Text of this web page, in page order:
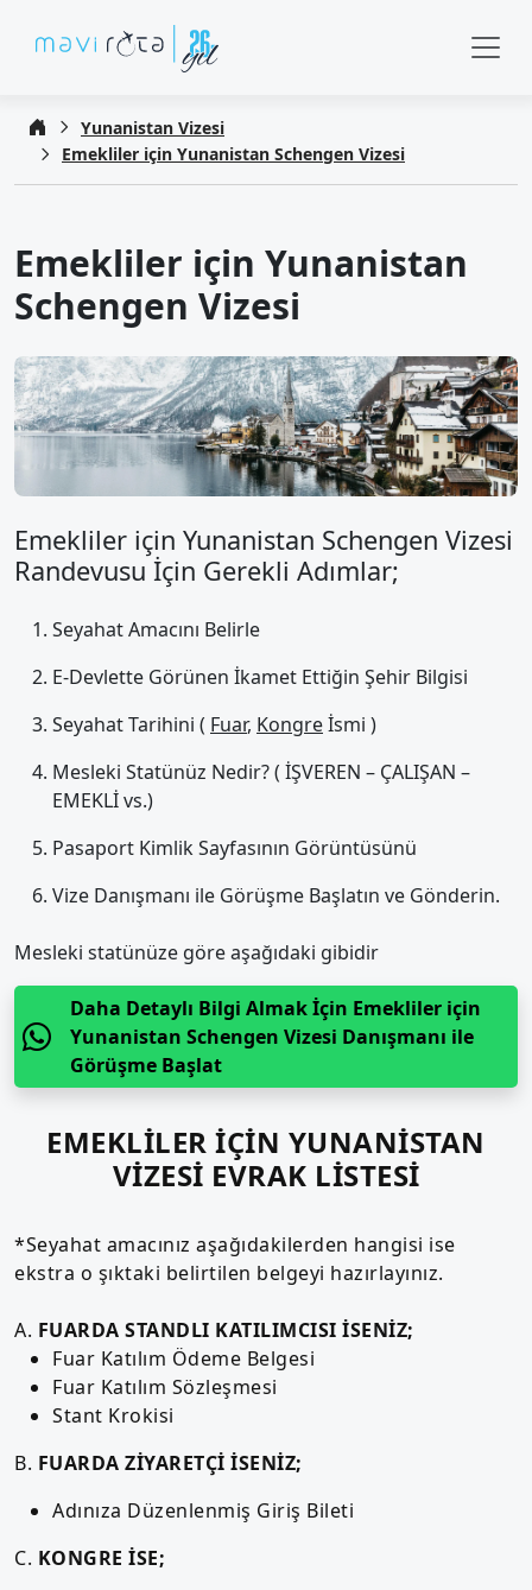
Yunanistan Vizesi
Emekliler için Yunanistan Schengen Vizesi
Emekliler için Yunanistan
Schengen Vizesi
Emekliler için Yunanistan Schengen Vizesi
Randevusu İçin Gerekli Adımlar;
Seyahat Amacını Belirle
E-Devlette Görünen İkamet Ettiğin Şehir Bilgisi
Seyahat Tarihini ( Fuar, Kongreİsmi )
Mesleki Statünüz Nedir? ( İŞVEREN – ÇALIŞAN –
EMEKLİ vs.)
Pasaport Kimlik Sayfasının Görüntüsünü
Vize Danışmanı ile Görüşme Başlatın ve Gönderin.
Mesleki statünüze göre aşağıdaki gibidir
Daha Detaylı Bilgi Almak İçin Emekliler için
Yunanistan Schengen Vizesi Danışmanı ile
Görüşme Başlat
EMEKLİLER İÇİN YUNANİSTAN
VİZESİ EVRAK LİSTESİ
*Seyahat amacınız aşağıdakilerden hangisi ise
ekstra o şıktaki belirtilen belgeyi hazırlayınız.
A. FUARDA STANDLI KATILIMCISI İSENİZ;
Fuar Katılım Ödeme Belgesi
Fuar Katılım Sözleşmesi
Stant Krokisi
B. FUARDA ZİYARETÇİ İSENİZ;
Adınıza Düzenlenmiş Giriş Bileti
C. KONGRE İSE;